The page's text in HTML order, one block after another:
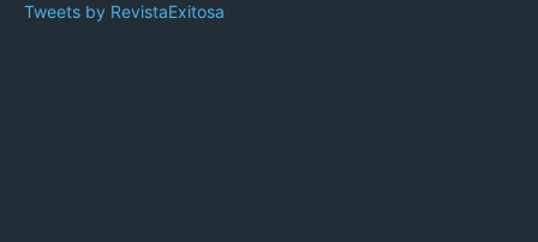
Tweets by RevistaExitosa